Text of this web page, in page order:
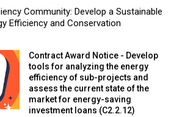
Community: Develop a Sustainable
Efficiency and Conservation
Contract Award Notice - Develop
tools for analyzing the energy
efficiency of sub-projects and
assess the current state of the
market for energy-saving
investment loans (C2.2.12)